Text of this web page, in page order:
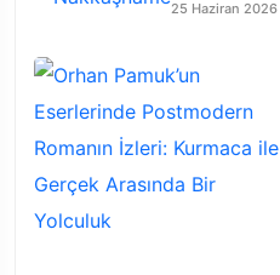
25 Haziran 2026